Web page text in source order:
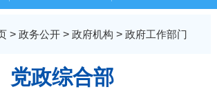
> 政务公开 > 政府机构 > 政府工作部门
党政综合部